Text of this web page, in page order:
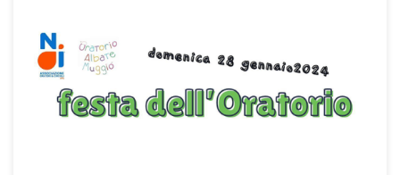
Domenica 28 gennaio Festa dell’oratorio di Albate Muggiò. Clicca qui
per entrare nel modulo di iscrizione: